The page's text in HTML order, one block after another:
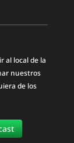
al local de la
nuestros
de los